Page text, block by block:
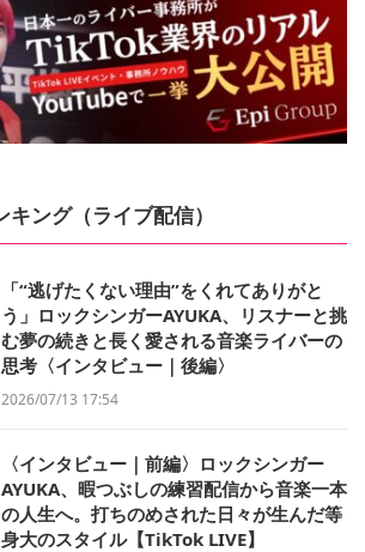
ング（ライブ配信）
「“逃げたくない理由”をくれてありがと
う」ロックシンガーAYUKA、リスナーと挑
む夢の続きと長く愛される音楽ライバーの
思考〈インタビュー｜後編〉
2026/07/13 17:54
〈インタビュー｜前編〉ロックシンガー
AYUKA、暇つぶしの練習配信から音楽一本
の人生へ。打ちのめされた日々が生んだ等
身大のスタイル【TikTok LIVE】